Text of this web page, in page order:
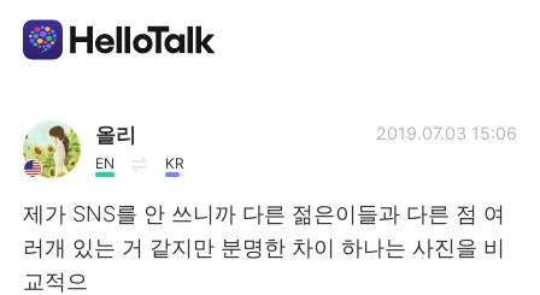
Language Exchange App
AI Grammar Checker
English
올리
EN KR
2019.07.03 15:06
제가 SNS를 안 쓰니까 다른 젊은이들과 다른 점 여
러개 있는 거 같지만 분명한 차이 하나는 사진을 비
교적으